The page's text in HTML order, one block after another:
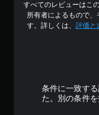
すべてのレビューはこ
所有者によるもので
す。詳しくは、 評価と
条件に一致す
た。別の条件を